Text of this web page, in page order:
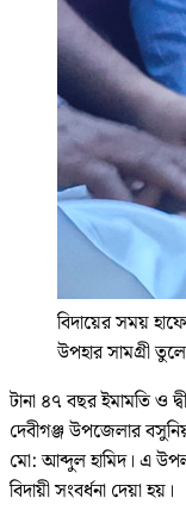
বিদায়ের সময়
উপহার সামগ্রী
টানা ৪৭ বছর ইমামতি ও
দেবীগঞ্জ উপজেলার
মো: আব্দুল হামিদ। এ
বিদায়ী সংবর্ধনা দেয়া হয়।